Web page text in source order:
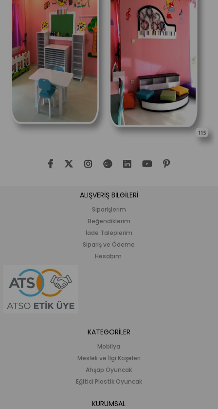
ALIŞVERİŞ BİLGİLERİ
Siparişlerim
Beğendiklerim
İade Taleplerim
Sipariş ve Ödeme
Hesabım
KATEGORİLER
Mobilya
Meslek ve İlgi Köşeleri
Ahşap Oyuncak
Eğitici Plastik Oyuncak
KURUMSAL